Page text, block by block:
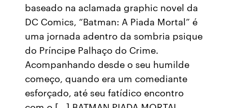
baseado na aclamada graphic novel da
DC Comics, “Batman: A Piada Mortal” é
uma jornada adentro da sombria psique
do Príncipe Palhaço do Crime.
Acompanhando desde o seu humilde
começo, quando era um comediante
esforçado, até seu fatídico encontro